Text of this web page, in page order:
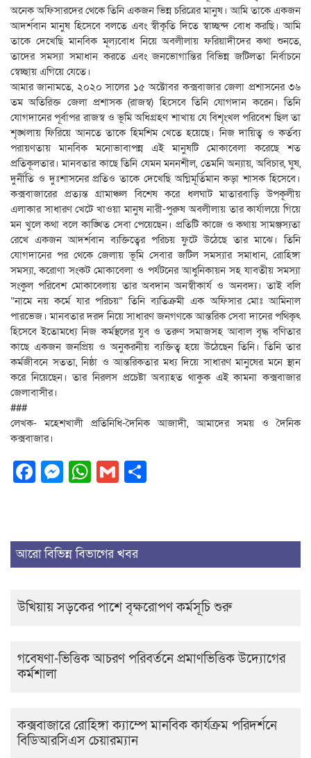
অনেক অফিসারদের থেকে তিনি একজন ভিন্ন চরিত্রের মানুষ। আমি তাকে একজন
আদর্শবান মানুষ হিসেবে বলতে এবং স্বীকৃতি দিতে স্বাচ্ছন্দ বোধ করছি। আমি
তাকে দেখেছি মানবিক মূল্যবোধ নিয়ে অবলীলায় ফরিয়াদীদের কথা শুনতে,
তাদের সমস্যা সমাধান করতে এবং জনভোগান্তির বিভিন্ন জটিলতা নির্বাচনে
স্বেচ্ছায় এগিয়ে যেতে।
আমার জানামতে, ২০২০ সালের ১৫ অক্টোবর কক্সবাজার জেলা প্রশাসনের ৩৬
তম অতিরিক্ত জেলা প্রশাসক (রাজস্ব) হিসেবে তিনি যোগদান করেন। তিনি
যোগদানের পূর্বাপর রাজস্ব ও ভূমি অধিগ্রহণ শাখায় যে বিশৃংখল পরিবেশ ছিল তা
শৃঙ্খলায় ফিরিয়ে আনতে তাকে হিমশিম খেতে হয়েছে। নিজ দায়িত্ব ও কর্তব্য
পরায়ণতায় মানবিক মনোভাবাপন্ন এই মানুষটি মোকাবেলা করেছে শত
প্রতিকূলতার। মানবতার কাছে তিনি যেমন মননশীল, তেমনি অন্যায়, অবিচার, ঘুষ,
দুর্নীতি ও দুঃশাসনের প্রতিও তাকে দেখেছি অগ্নিমূর্তিমান কড়া শাসক হিসেবে।
কক্সবাজারের প্রত্যন্ত গ্রামাঞ্চল বিশেষ করে ধলঘাট মাতারবাড়ি উপকূলীয়
এলাকার সাধারণ খেটে খাওয়া মানুষ নারী-পুরুষ অবলীলায় তার কার্যালয়ে গিয়ে
মন খুলে কথা বলে কাঙ্খিত সেবা পেয়েছেন। প্রতিটি কাজে ও কথায় সামঞ্জস্যতা
রেখে একজন আদর্শবান ব্যক্তিত্বের পরিচয় ফুটে উঠেছে তার মাঝে। তিনি
যোগদানের পর থেকে জেলায় ভূমি সেবার জটিল সমস্যার সমাধান, রোহিঙ্গা
সমস্যা, করোণা সংকট মোকাবেলা ও পর্যটনের আধুনিকায়ন সহ যাবতীয় সমস্যা
সংকুল পরিবেশ মোকাবেলায় তার অবদান অনস্বীকার্য ও অনবদ্য। তাই বলি
“নামে নয় কর্মে যার পরিচয়” তিনি ব্যতিক্রমী এক অফিসার মোঃ আমিনাল
পারভেজ। মানবতার দরদ নিয়ে সাধারণ জনগণকে আন্তরিক সেবা দানের পথিকৃৎ
হিসেবে ইতোমধ্যে নিজ কর্মস্থলের যুব ও তরুণ সমাজসহ আবাল বৃদ্ধ বণিতার
কাছে একজন জনপ্রিয় ও অনুকরনীয় ব্যক্তিত্ব হয়ে উঠেছেন তিনি। তিনি তার
কর্মজীবনে সততা, নিষ্ঠা ও আন্তরিকতার মধ্য দিয়ে সাধারণ মানুষের মনে স্থান
করে নিয়েছেন। তার নিরলস প্রচেষ্টা অব্যাহত থাকুক এই কামনা কক্সবাজার
জেলাবাসীর।
###
লেখক- মহেশখালী প্রতিনিধি-দৈনিক আজাদী, আমাদের সময় ও দৈনিক
কক্সবাজার।
Facebook
Messenger
WhatsApp
Gmail
আরো বিভিন্ন বিভাগের খবর
উখিয়ায় সড়কের পাশে বৃক্ষরোপণ কর্মসূচি শুরু
গবেষণা-ভিত্তিক আচরণ পরিবর্তনে প্রমাণভিত্তিক উদ্যোগের
কর্মশালা
কক্সবাজারে রোহিঙ্গা ক্যাম্পে মানবিক কার্যক্রম পরিদর্শনে
বিডিআরসিএস চেয়ারম্যান